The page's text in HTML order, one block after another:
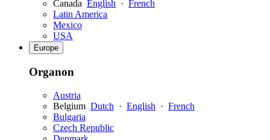
Canada English · French
Latin America
Mexico
USA
Europe
Organon
Austria
Belgium Dutch · English · French
Bulgaria
Czech Republic